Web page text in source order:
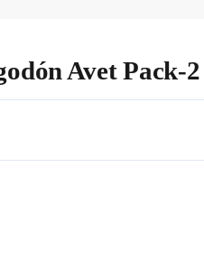
Avet Pack-2